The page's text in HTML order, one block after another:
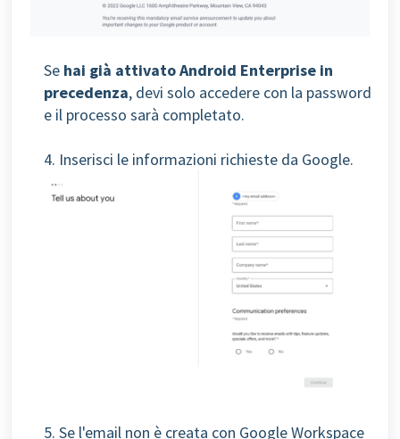
Se hai già attivato Android Enterprise in
precedenza, devi solo accedere con la password
e il processo sarà completato.
4. Inserisci le informazioni richieste da Google.
5. Se l'email non è creata con Google Workspace